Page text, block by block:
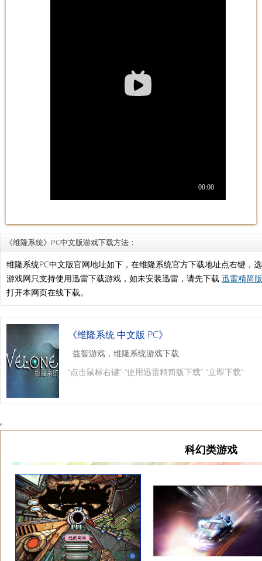
《维隆系统》PC中文版游戏下载方法：
维隆系统PC中文版官网地址如下，在维隆系统官方下载地址点右键，
游戏网只支持使用迅雷下载游戏，如未安装迅雷，请先下载 迅雷精简
打开本网页在线下载。
《维隆系统 中文版 PC》
益智游戏，维隆系统游戏下载
“点击鼠标右键”-“使用迅雷精简版下载”-“立即下载”
科幻类游戏